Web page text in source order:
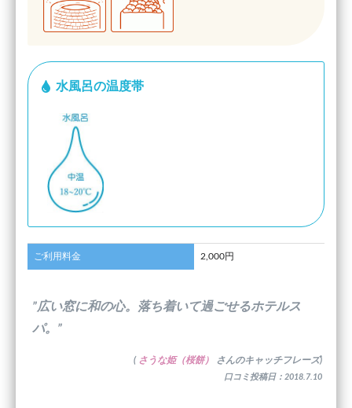
水風呂の温度帯
ご利用料金 2,000円
”広い窓に和の心。落ち着いて過ごせるホテルス
パ。”
( さうな姫（桜餅） さんのキャッチフレーズ)
口コミ投稿日：2018.7.10